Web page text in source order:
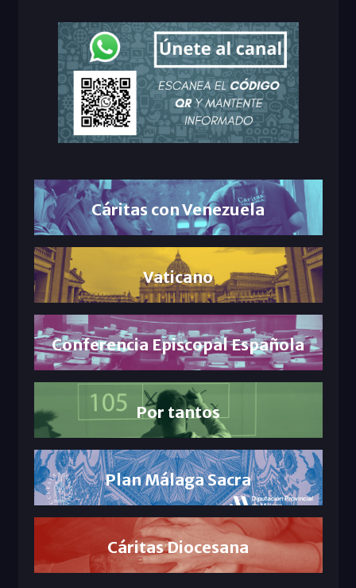
Cáritas con Venezuela
Vaticano
Conferencia Episcopal Española
Por tantos
Plan Málaga Sacra
Cáritas Diocesana